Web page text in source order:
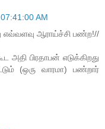
AM
எவ்வளவு ஆராய்ச்சி பண்ற!//
பிரதாபன் எடுக்கிறது
(ஒரு வாரமா) பண்றார்